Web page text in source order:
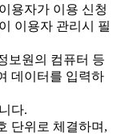
용자가 이용 신청
이용자 관리시 필
보원의 컴퓨터 등
데이터를 입력하
다.
단위로 체결하며,